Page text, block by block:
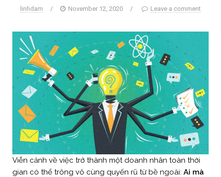
linhdam / November 12, 2020 / Leave a comment
Viễn cảnh về việc trở thành một doanh nhân toàn thời
gian có thể trông vô cùng quyến rũ từ bề ngoài: Ai mà